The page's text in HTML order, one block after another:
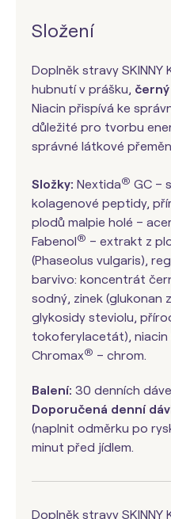
Složení
Doplněk stravy
hubnutí v prášku,
Niacin přispívá ke
důležité pro tvorbu
správné látkové
Složky: Nextida® GC –
kolagenové peptidy,
plodů malpie holé –
Fabenol® – extrakt z
(Phaseolus vulgaris),
barvivo: koncentrát
sodný, zinek (glukonan
glykosidy steviolu,
tokoferylacetát), niacin
Chromax® – chrom.
Balení: 30 denních
Doporučená denní
(naplnit odměrku po
minut před jídlem.
Doplněk stravy